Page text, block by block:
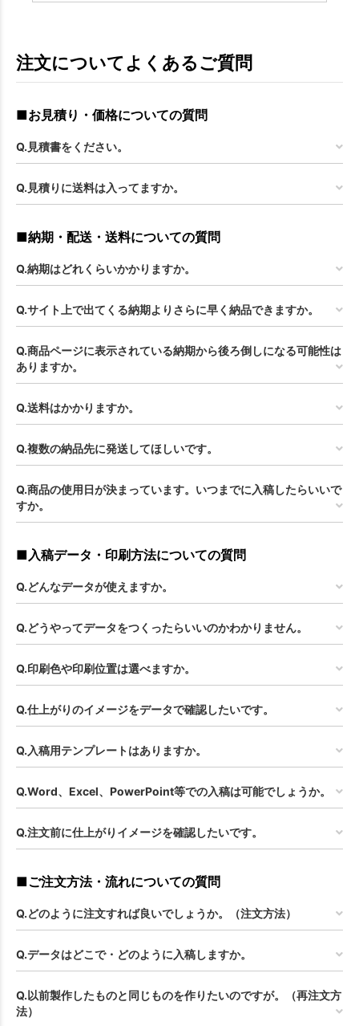
注文についてよくあるご質問
■お見積り・価格についての質問
Q.見積書をください。
Q.見積りに送料は入ってますか。
■納期・配送・送料についての質問
Q.納期はどれくらいかかりますか。
Q.サイト上で出てくる納期よりさらに早く納品できますか。
Q.商品ページに表示されている納期から後ろ倒しになる可能性は
ありますか。
Q.送料はかかりますか。
Q.複数の納品先に発送してほしいです。
Q.商品の使用日が決まっています。いつまでに入稿したらいいで
すか。
■入稿データ・印刷方法についての質問
Q.どんなデータが使えますか。
Q.どうやってデータをつくったらいいのかわかりません。
Q.印刷色や印刷位置は選べますか。
Q.仕上がりのイメージをデータで確認したいです。
Q.入稿用テンプレートはありますか。
Q.Word、Excel、PowerPoint等での入稿は可能でしょうか。
Q.注文前に仕上がりイメージを確認したいです。
■ご注文方法・流れについての質問
Q.どのように注文すれば良いでしょうか。（注文方法）
Q.データはどこで・どのように入稿しますか。
Q.以前製作したものと同じものを作りたいのですが。（再注文方
法）